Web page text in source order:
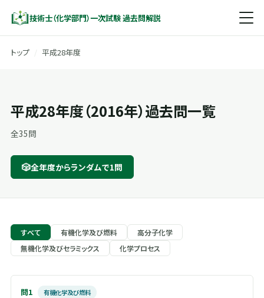
技術士（化学部門）一次試験 過去問解説
トップ 平成28年度
平成28年度（2016年）過去問一覧
全35問
🎲全年度からランダムで1問
すべて 有機化学及び燃料
高分子化学
無機化学及びセラミックス
化学プロセス
問1 有機化学及び燃料